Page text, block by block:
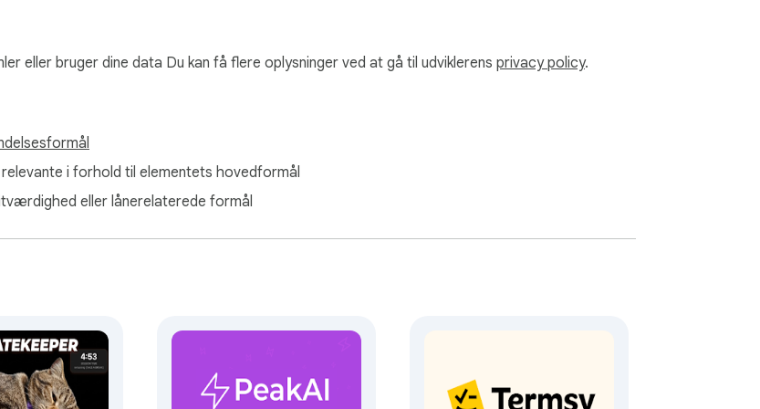
for at understøtte ensartet output.
sociale medier med det samme
eller bruger dine data Du kan få flere oplysninger ved at gå til udviklerens privacy policy.
i forhold til elementets hovedformål
eller lånerelaterede formål